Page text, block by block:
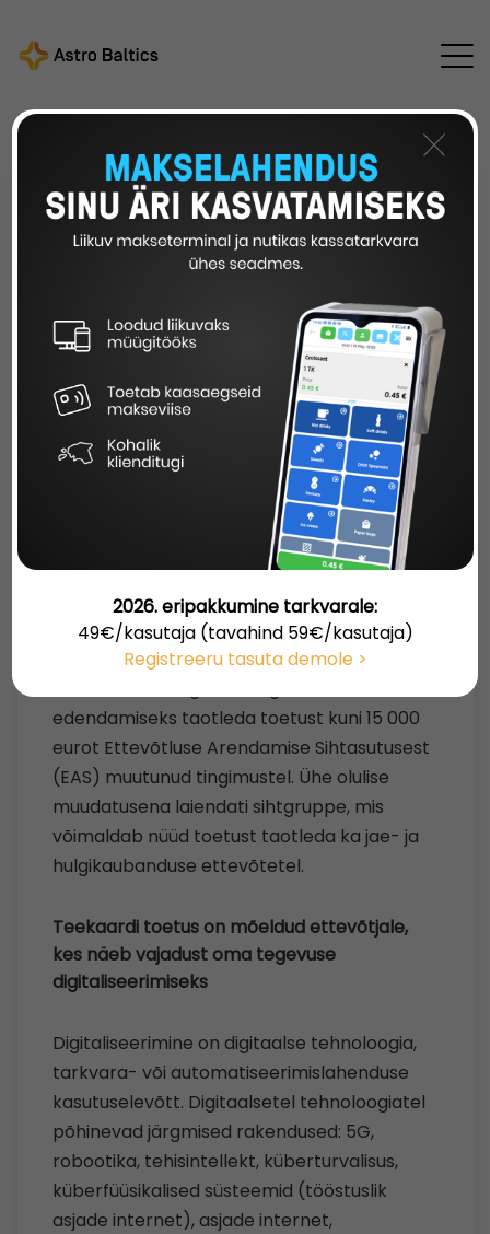
digitaliseerimise teekaardi toetuse tingimusi
Foto: Annika Aas (EU2017EE)
DIGITALISEERIMISE
TEEKAARDI TOETUSE
TINGIMUSI
Postitatud: 2021-10-08 14:31:36
Alates 17. septembrist 2021 on ettevõtetel
edendamiseks taotleda toetust kuni 15 000
eurot Ettevõtluse Arendamise Sihtasutusest
(EAS) muutunud tingimustel. Ühe olulise
muudatusena laiendati sihtgruppe, mis
võimaldab nüüd toetust taotleda ka jae- ja
hulgikaubanduse ettevõtetel.
Teekaardi toetus on mõeldud ettevõtjale,
kes näeb vajadust oma tegevuse
digitaliseerimiseks
Digitaliseerimine on digitaalse tehnoloogia,
tarkvara- või automatiseerimislahenduse
kasutuselevõtt. Digitaalsetel tehnoloogiatel
põhinevad järgmised rakendused: 5G,
robootika, tehisintellekt, küberturvalisus,
küberfüüsikalised süsteemid (tööstuslik
asjade internet), asjade internet,
2026. eripakkumine tarkvarale:
49€/kasutaja (tavahind 59€/kasutaja)
Registreeru tasuta demole >
×